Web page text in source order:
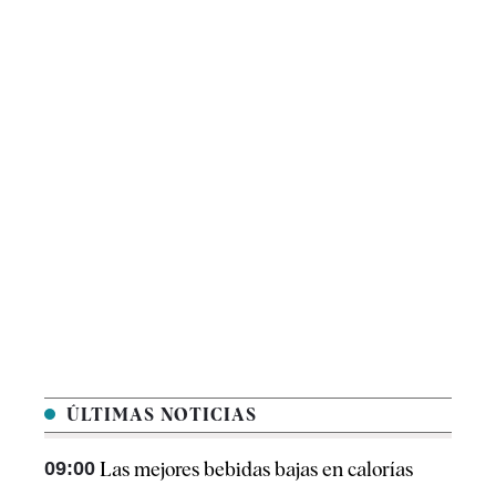
ÚLTIMAS NOTICIAS
09:00 Las mejores bebidas bajas en calorías